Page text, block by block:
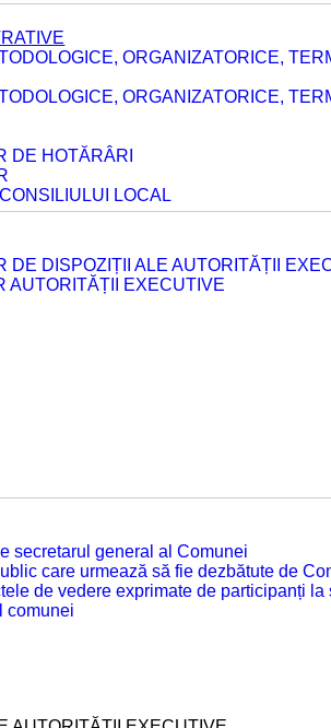
ORGANIZATORICE,
ORGANIZATORICE,
DE HOTĂRÂRI
LOCAL
DISPOZIȚII ALE AUTORITĂȚII
AUTORITĂȚII EXECUTIVE
secretarul general al Comunei
care urmează să fie dezbătute de
de vedere exprimate de participanți
comunei